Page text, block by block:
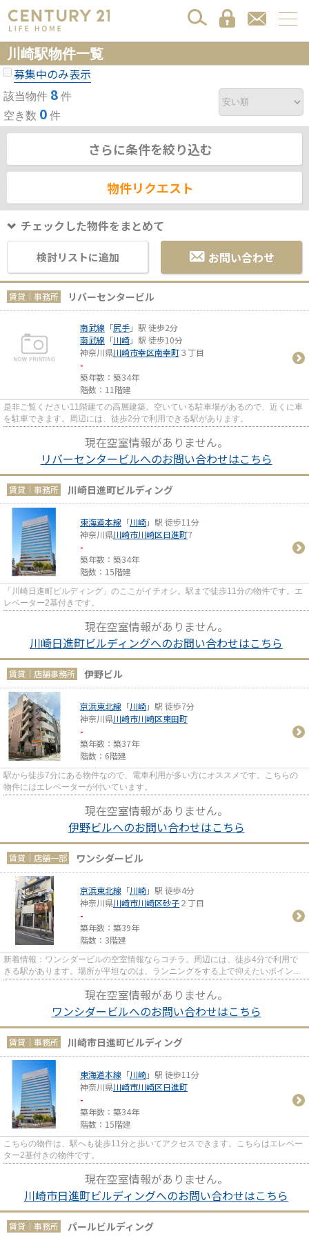
川崎駅物件一覧
募集中のみ表示
該当物件 8 件
空き数 0 件
さらに条件を絞り込む
物件リクエスト
チェックした物件をまとめて
検討リストに追加 お問い合わせ
賃貸｜事務所 リバーセンタービル
南武線 「尻手」駅 徒歩2分
南武線 「川崎」駅 徒歩10分
神奈川県川崎市幸区南幸町３丁目
-
築年数：築34年
階数：11階建
是非ご覧ください11階建ての高層建築。空いている駐車場があるので、近くに車
を駐車できます。周辺には、徒歩2分で利用できる駅があります。
現在空室情報がありません。
リバーセンタービルへのお問い合わせはこちら
賃貸｜事務所 川崎日進町ビルディング
東海道本線 「川崎」駅 徒歩11分
神奈川県川崎市川崎区日進町7
-
築年数：築34年
階数：15階建
「川崎日進町ビルディング」のここがイチオシ。駅まで徒歩11分の物件です。エ
レベーター2基付きです。
現在空室情報がありません。
川崎日進町ビルディングへのお問い合わせはこちら
賃貸｜店舗事務所 伊野ビル
京浜東北線 「川崎」駅 徒歩7分
神奈川県川崎市川崎区東田町
-
築年数：築37年
階数：6階建
駅から徒歩7分にある物件なので、電車利用が多い方にオススメです。こちらの
物件にはエレベーターが付いています。
現在空室情報がありません。
伊野ビルへのお問い合わせはこちら
賃貸｜店舗一部 ワンシダービル
京浜東北線 「川崎」駅 徒歩4分
神奈川県川崎市川崎区砂子２丁目
-
築年数：築39年
階数：3階建
新着情報：ワンシダービルの空室情報ならコチラ。周辺には、徒歩4分で利用で
きる駅があります。場所が平坦なのは、ランニングをする上で抑えたいポイント
現在空室情報がありません。
ワンシダービルへのお問い合わせはこちら
賃貸｜事務所 川崎市日進町ビルディング
東海道本線 「川崎」駅 徒歩11分
神奈川県川崎市川崎区日進町
-
築年数：築34年
階数：15階建
こちらの物件は、駅へも徒歩11分と歩いてアクセスできます。こちらはエレベー
ター2基付きの物件です。
現在空室情報がありません。
川崎市日進町ビルディングへのお問い合わせはこちら
賃貸｜事務所 パールビルディング